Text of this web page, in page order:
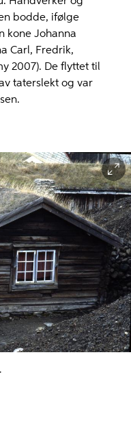
bodde, ifølge
kone Johanna
Carl, Fredrik,
2007). De flyttet til
taterslekt og var